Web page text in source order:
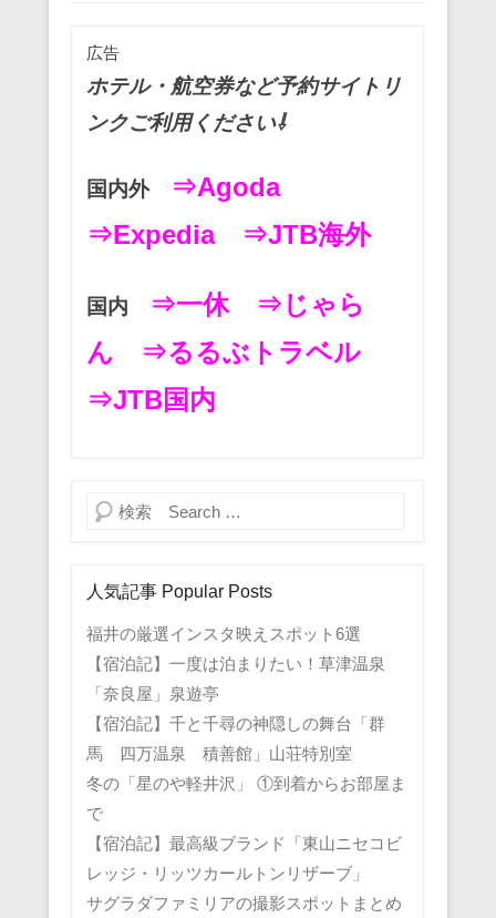
b
o
o
k
広告
ホテル・航空券など予約サイトリ
ンクご利用ください⇩
国内外
⇒Agoda
⇒Expedia
⇒JTB海外
国内 ⇒一休
⇒じゃら
ん
⇒るるぶトラベル
⇒JTB国内
検索
人気記事 Popular Posts
福井の厳選インスタ映えスポット6選
【宿泊記】一度は泊まりたい！草津温泉
「奈良屋」泉遊亭
【宿泊記】千と千尋の神隠しの舞台「群
馬 四万温泉 積善館」山荘特別室
冬の「星のや軽井沢」 ①到着からお部屋ま
で
【宿泊記】最高級ブランド「東山ニセコビ
レッジ・リッツカールトンリザーブ」
サグラダファミリアの撮影スポットまとめ